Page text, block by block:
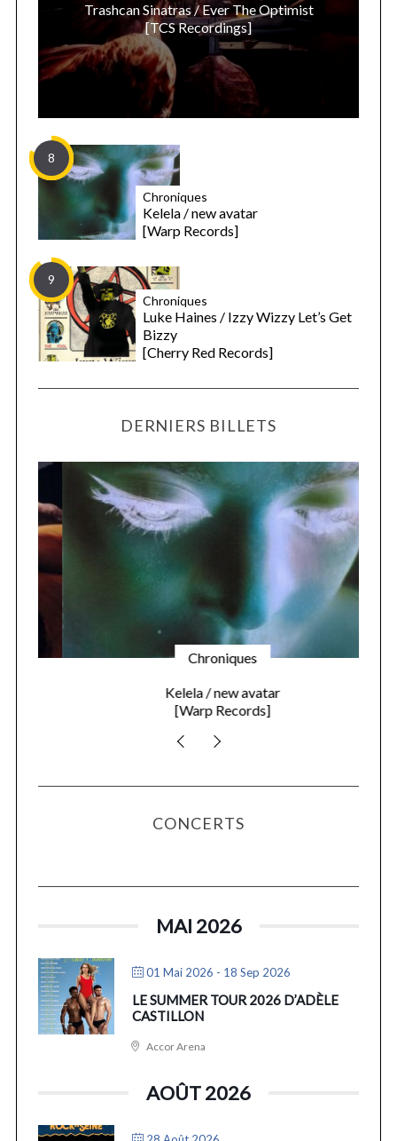
Trashcan Sinatras / Ever The Optimist
[TCS Recordings]
8
Chroniques
Kelela / new avatar
[Warp Records]
9
Chroniques
Luke Haines / Izzy Wizzy Let’s Get
Bizzy
[Cherry Red Records]
DERNIERS BILLETS
Chroniques
Kelela / new avatar
[Warp Records]
CONCERTS
MAI 2026
01 Mai 2026 - 18 Sep 2026
LE SUMMER TOUR 2026 D’ADÈLE
CASTILLON
Accor Arena
AOÛT 2026